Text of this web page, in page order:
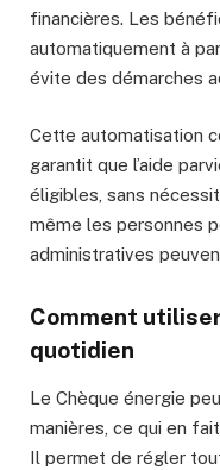
financières. Les
automatiquement à
évite des démarches
Cette automatisation
garantit que l’aide
éligibles, sans
même les personnes
administratives
Comment
quotidien
Le Chèque énergie
manières, ce qui en
Il permet de régler